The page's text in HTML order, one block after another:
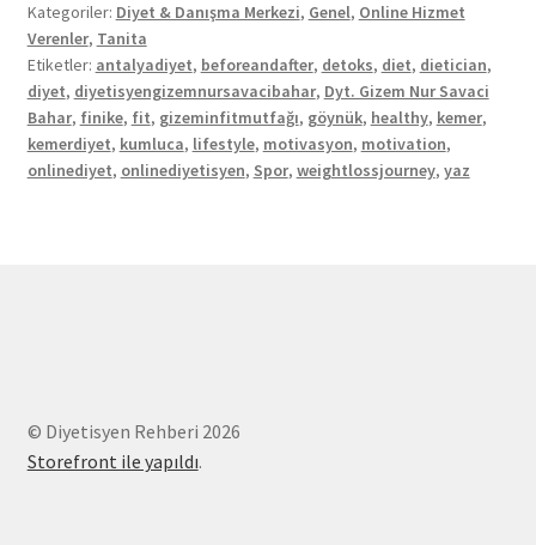
Kategoriler: Diyet & Danışma Merkezi, Genel, Online Hizmet
Verenler, Tanita
Etiketler: antalyadiyet, beforeandafter, detoks, diet, dietician,
diyet, diyetisyengizemnursavacibahar, Dyt. Gizem Nur Savaci
Bahar, finike, fit, gizeminfitmutfağı, göynük, healthy, kemer,
kemerdiyet, kumluca, lifestyle, motivasyon, motivation,
onlinediyet, onlinediyetisyen, Spor, weightlossjourney, yaz
© Diyetisyen Rehberi 2026
Storefront ile yapıldı.